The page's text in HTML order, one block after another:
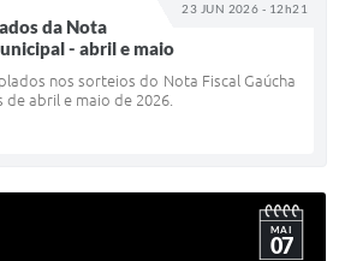
23 JUN 2026 - 12h21
da Nota
- abril e maio
nos sorteios do Nota Fiscal Gaúcha
de abril e maio de 2026.
MAI
07